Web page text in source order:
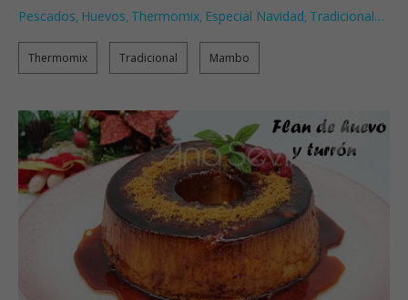
Pescados, Huevos, Thermomix, Especial Navidad, Tradicional…
Thermomix Tradicional Mambo